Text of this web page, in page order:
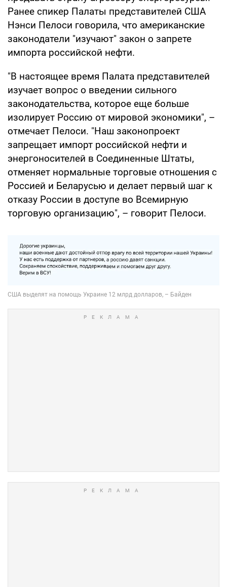
Ранее спикер Палаты представителей США
Нэнси Пелоси говорила, что американские
законодатели "изучают" закон о запрете
импорта российской нефти.
"В настоящее время Палата представителей
изучает вопрос о введении сильного
законодательства, которое еще больше
изолирует Россию от мировой экономики", –
отмечает Пелоси. "Наш законопроект
запрещает импорт российской нефти и
энергоносителей в Соединенные Штаты,
отменяет нормальные торговые отношения с
Россией и Беларусью и делает первый шаг к
отказу России в доступе во Всемирную
торговую организацию", – говорит Пелоси.